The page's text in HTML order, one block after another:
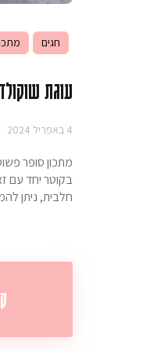
חגים
עוגת
4 באפריל 2024
מתכון סופר
בקוטר יחד עם
חלבית, ניתן להמיר חמאה